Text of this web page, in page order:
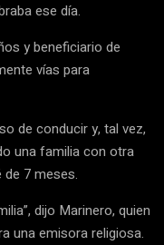
ese día.
y beneficiario de
vías para
de conducir y, tal vez,
una familia con otra
de 7 meses.
dijo Marinero, quien
una emisora religiosa.